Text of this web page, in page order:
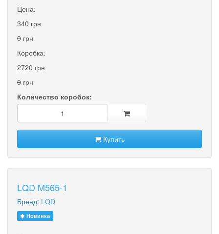
Цена:
340 грн
0 грн
Коробка:
2720 грн
0 грн
Количество коробок:
Купить
LQD M565-1
Бренд: LQD
Новинка